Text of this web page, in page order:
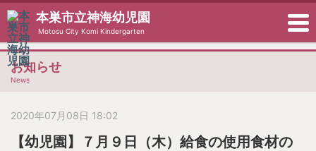
本巣市立神海幼児園
Motosu City Komi Kindergarten
お知らせ
News
2020年07月08日 18:02
【幼児園】７月９日（木）給食の使用食材の